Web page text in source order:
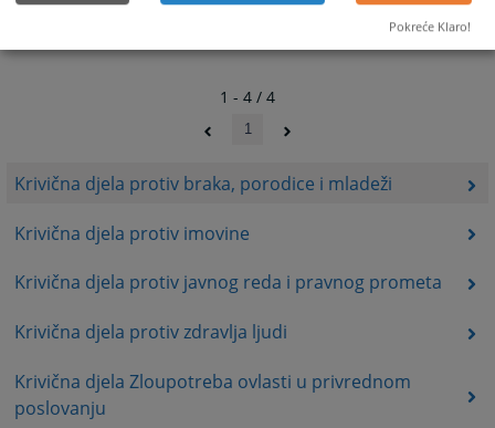
Krivična djela protiv braka, porodice i mladeži
Krivična djela protiv imovine
Krivična djela protiv javnog reda i pravnog prometa
Krivična djela protiv zdravlja ljudi
Krivična djela Zloupotreba ovlasti u privrednom
poslovanju
1 - 4 / 4
1
Pokreće Klaro!